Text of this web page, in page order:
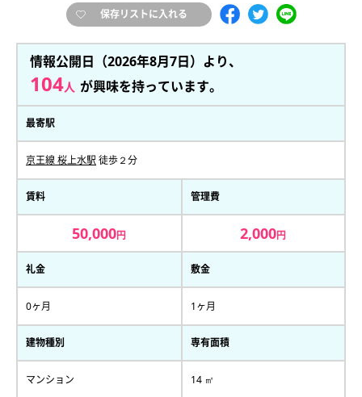
保存リストに入れる
情報公開日（2026年8月7日）より、
104人 が興味を持っています。
最寄駅
京王線 桜上水駅 徒歩２分
賃料
50,000円
管理費
2,000円
礼金
0ヶ月
敷金
1ヶ月
建物種別
マンション
専有面積
14 ㎡